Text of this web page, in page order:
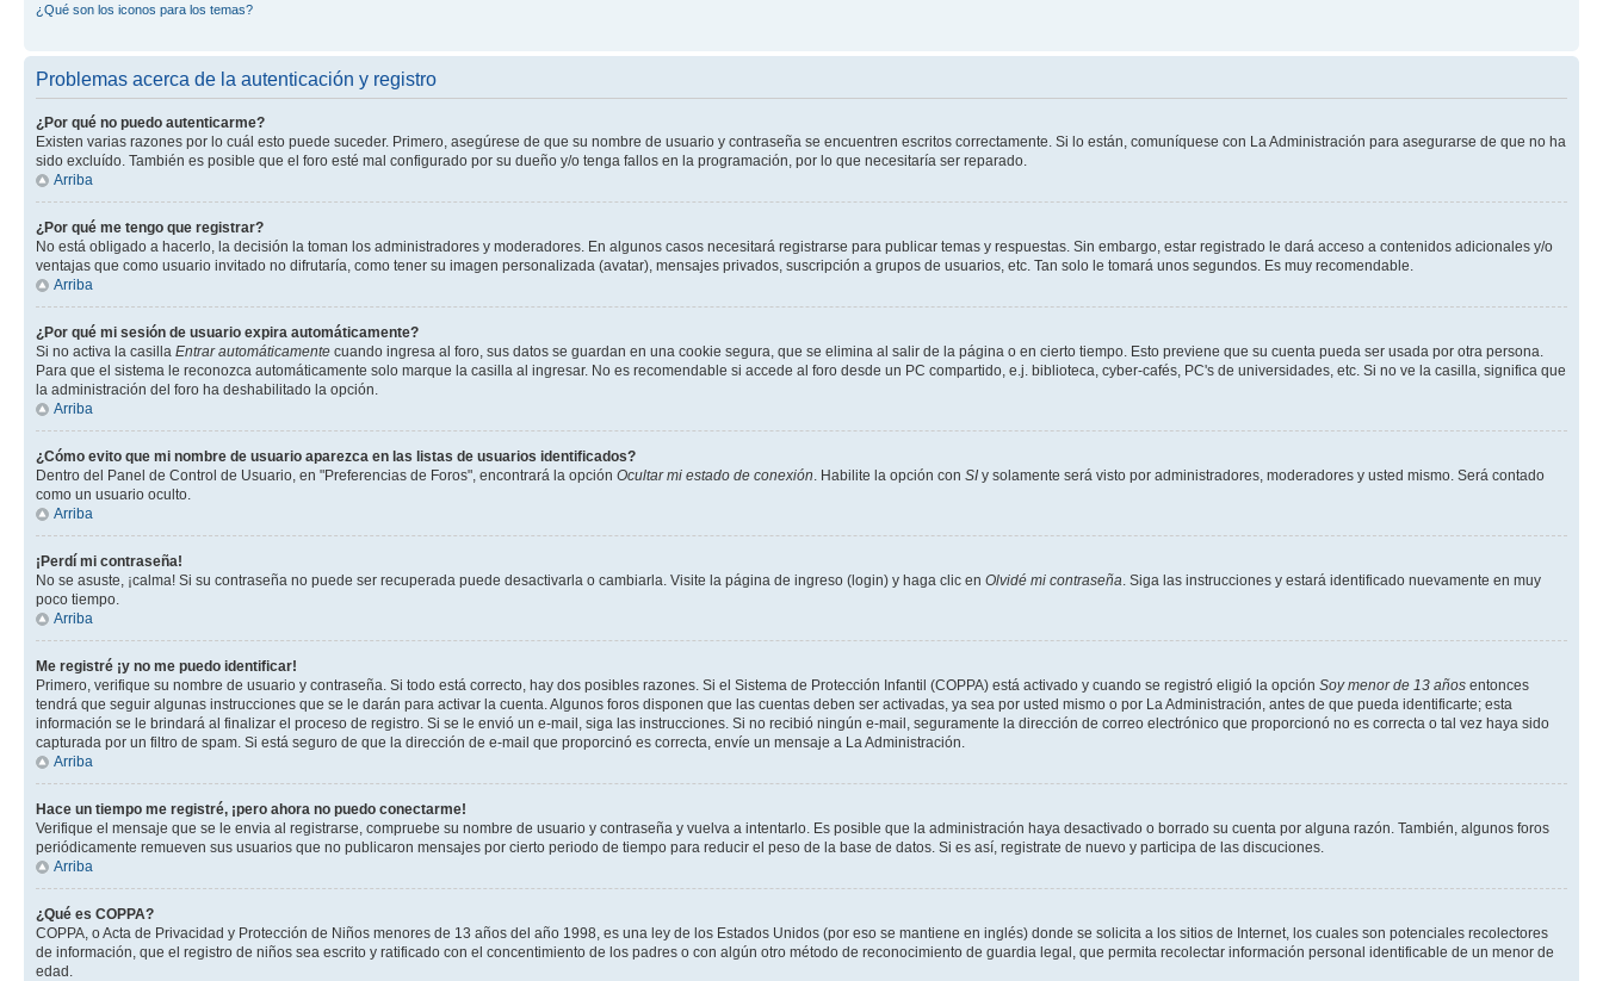
¿Qué son los iconos para los temas?
Problemas acerca de la autenticación y registro
¿Por qué no puedo autenticarme?
Existen varias razones por lo cuál esto puede suceder. Primero, asegúrese de que su nombre de usuario y contraseña se encuentren escritos correctamente. Si lo están, comuníquese con La Administración para asegurarse de que no ha
sido excluído. También es posible que el foro esté mal configurado por su dueño y/o tenga fallos en la programación, por lo que necesitaría ser reparado.
Arriba
¿Por qué me tengo que registrar?
No está obligado a hacerlo, la decisión la toman los administradores y moderadores. En algunos casos necesitará registrarse para publicar temas y respuestas. Sin embargo, estar registrado le dará acceso a contenidos adicionales y/o
ventajas que como usuario invitado no difrutaría, como tener su imagen personalizada (avatar), mensajes privados, suscripción a grupos de usuarios, etc. Tan solo le tomará unos segundos. Es muy recomendable.
Arriba
¿Por qué mi sesión de usuario expira automáticamente?
Si no activa la casilla Entrar automáticamente cuando ingresa al foro, sus datos se guardan en una cookie segura, que se elimina al salir de la página o en cierto tiempo. Esto previene que su cuenta pueda ser usada por otra persona.
Para que el sistema le reconozca automáticamente solo marque la casilla al ingresar. No es recomendable si accede al foro desde un PC compartido, e.j. biblioteca, cyber-cafés, PC's de universidades, etc. Si no ve la casilla, significa que
la administración del foro ha deshabilitado la opción.
Arriba
¿Cómo evito que mi nombre de usuario aparezca en las listas de usuarios identificados?
Dentro del Panel de Control de Usuario, en "Preferencias de Foros", encontrará la opción Ocultar mi estado de conexión. Habilite la opción con SI y solamente será visto por administradores, moderadores y usted mismo. Será contado
como un usuario oculto.
Arriba
¡Perdí mi contraseña!
No se asuste, ¡calma! Si su contraseña no puede ser recuperada puede desactivarla o cambiarla. Visite la página de ingreso (login) y haga clic en Olvidé mi contraseña. Siga las instrucciones y estará identificado nuevamente en muy
poco tiempo.
Arriba
Me registré ¡y no me puedo identificar!
Primero, verifique su nombre de usuario y contraseña. Si todo está correcto, hay dos posibles razones. Si el Sistema de Protección Infantil (COPPA) está activado y cuando se registró eligió la opción Soy menor de 13 años entonces
tendrá que seguir algunas instrucciones que se le darán para activar la cuenta. Algunos foros disponen que las cuentas deben ser activadas, ya sea por usted mismo o por La Administración, antes de que pueda identificarte; esta
información se le brindará al finalizar el proceso de registro. Si se le envió un e-mail, siga las instrucciones. Si no recibió ningún e-mail, seguramente la dirección de correo electrónico que proporcionó no es correcta o tal vez haya sido
capturada por un filtro de spam. Si está seguro de que la dirección de e-mail que proporcinó es correcta, envíe un mensaje a La Administración.
Arriba
Hace un tiempo me registré, ¡pero ahora no puedo conectarme!
Verifique el mensaje que se le envia al registrarse, compruebe su nombre de usuario y contraseña y vuelva a intentarlo. Es posible que la administración haya desactivado o borrado su cuenta por alguna razón. También, algunos foros
periódicamente remueven sus usuarios que no publicaron mensajes por cierto periodo de tiempo para reducir el peso de la base de datos. Si es así, registrate de nuevo y participa de las discuciones.
Arriba
¿Qué es COPPA?
COPPA, o Acta de Privacidad y Protección de Niños menores de 13 años del año 1998, es una ley de los Estados Unidos (por eso se mantiene en inglés) donde se solicita a los sitios de Internet, los cuales son potenciales recolectores
de información, que el registro de niños sea escrito y ratificado con el concentimiento de los padres o con algún otro método de reconocimiento de guardia legal, que permita recolectar información personal identificable de un menor de
edad.